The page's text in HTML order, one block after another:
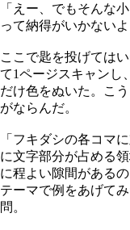
「えー、でもそんな
って納得がいかないよ
ここで匙を投げては
て1ページスキャンし
だけ色をぬいた。こ
がならんだ。
「フキダシの各コマ
に文字部分が占める
に程よい隙間がある
テーマで例をあげて
問。